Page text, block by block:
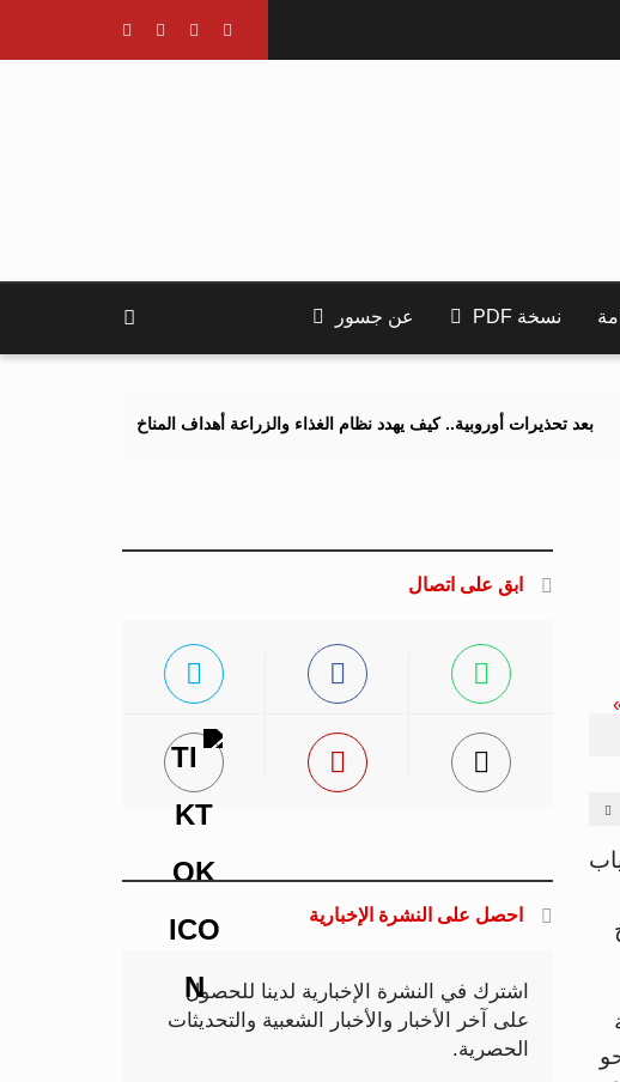
نسخة PDF عن جسور
أوروبية.. كيف يهدد نظام الغذاء والزراعة أهداف المناخ 2040 و2050؟
ابق على اتصال
احصل على النشرة الإخبارية
اشترك في النشرة الإخبارية لدينا للحصول
على آخر الأخبار والأخبار الشعبية والتحديثات
الحصرية.